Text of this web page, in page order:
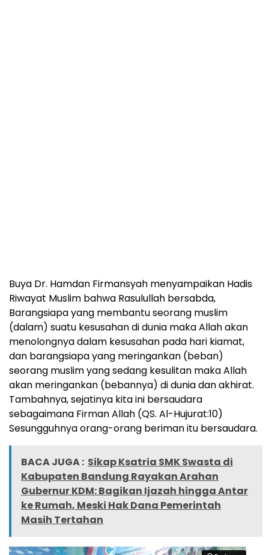
Buya Dr. Hamdan Firmansyah menyampaikan Hadis
Riwayat Muslim bahwa Rasulullah bersabda,
Barangsiapa yang membantu seorang muslim
(dalam) suatu kesusahan di dunia maka Allah akan
menolongnya dalam kesusahan pada hari kiamat,
dan barangsiapa yang meringankan (beban)
seorang muslim yang sedang kesulitan maka Allah
akan meringankan (bebannya) di dunia dan akhirat.
Tambahnya, sejatinya kita ini bersaudara
sebagaimana Firman Allah (QS. Al-Hujurat:10)
Sesungguhnya orang-orang beriman itu bersaudara.
BACA JUGA : Sikap Ksatria SMK Swasta di
Kabupaten Bandung Rayakan Arahan
Gubernur KDM: Bagikan Ijazah hingga Antar
ke Rumah, Meski Hak Dana Pemerintah
Masih Tertahan